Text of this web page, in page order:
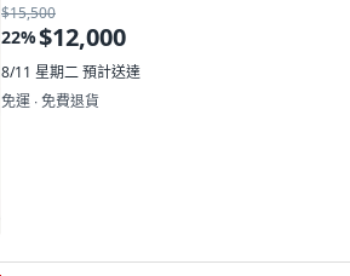
$15,500
22%$12,000
8/11 星期二預計送達
免運 ∙ 免費退貨